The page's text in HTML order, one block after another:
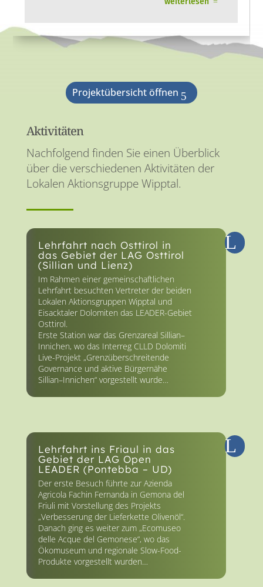
Projektübersicht öffnen
Aktivitäten
Nachfolgend finden Sie einen Überblick
über die verschiedenen Aktivitäten der
Lokalen Aktionsgruppe Wipptal.
Lehrfahrt nach Osttirol in
das Gebiet der LAG Osttirol
(Sillian und Lienz)
Im Rahmen einer gemeinschaftlichen
Lehrfahrt besuchten Vertreter der beiden
Lokalen Aktionsgruppen Wipptal und
Eisacktaler Dolomiten das LEADER-Gebiet
Osttirol.
Erste Station war das Grenzareal Sillian–
Innichen, wo das Interreg CLLD Dolomiti
Live-Projekt „Grenzüberschreitende
Governance und aktive Bürgernähe
Sillian–Innichen“ vorgestellt wurde…
Lehrfahrt ins Friaul in das
Gebiet der LAG Open
LEADER (Pontebba – UD)
Der erste Besuch führte zur Azienda
Agricola Fachin Fernanda in Gemona del
Friuli mit Vorstellung des Projekts
„Verbesserung der Lieferkette Olivenöl“.
Danach ging es weiter zum „Ecomuseo
delle Acque del Gemonese“, wo das
Ökomuseum und regionale Slow-Food-
Produkte vorgestellt wurden…